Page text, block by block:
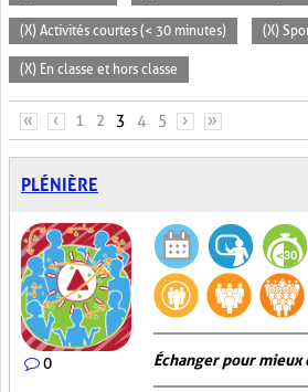
(X) Activités courtes (< 30 minutes) (X)
(X) En classe et hors classe
PAGES
« ‹ 1 2 3 4 5 › »
PLÉNIÈRE
0 Échanger pour